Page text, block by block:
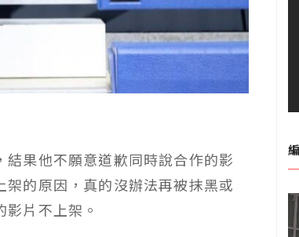
果他不願意道歉同時說合作的影
的原因，真的沒辦法再被抹黑或
片不上架。